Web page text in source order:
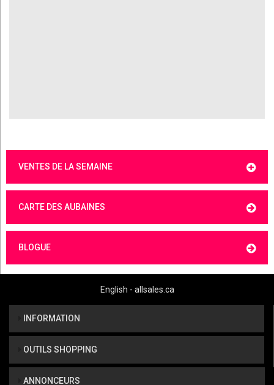
VENTES DE LA SEMAINE
CARTE DES AUBAINES
BLOGUE
English - allsales.ca
INFORMATION
OUTILS SHOPPING
ANNONCEURS